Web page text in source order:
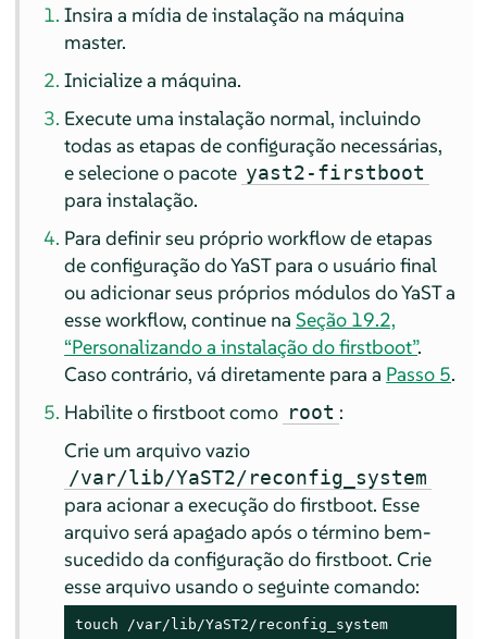
Insira a mídia de instalação na máquina
master.
Inicialize a máquina.
Execute uma instalação normal, incluindo
todas as etapas de configuração necessárias,
e selecione o pacote yast2-firstboot
para instalação.
Para definir seu próprio workflow de etapas
de configuração do YaST para o usuário final
ou adicionar seus próprios módulos do YaST a
esse workflow, continue naSeção 19.2,
“Personalizando a instalação do firstboot”.
Caso contrário, vá diretamente para a Passo 5.
Habilite o firstboot como root :
Crie um arquivo vazio
/var/lib/YaST2/reconfig_system
para acionar a execução do firstboot. Esse
arquivo será apagado após o término bem-
sucedido da configuração do firstboot. Crie
esse arquivo usando o seguinte comando:
touch /var/lib/YaST2/reconfig_system